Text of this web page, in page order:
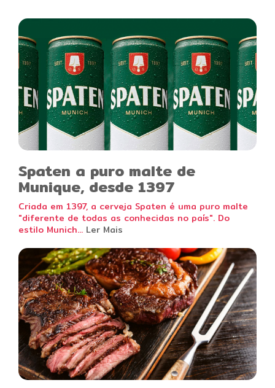
Spaten a puro malte de
Munique, desde 1397
Criada em 1397, a cerveja Spaten é uma puro malte
"diferente de todas as conhecidas no país". Do
estilo Munich... Ler Mais